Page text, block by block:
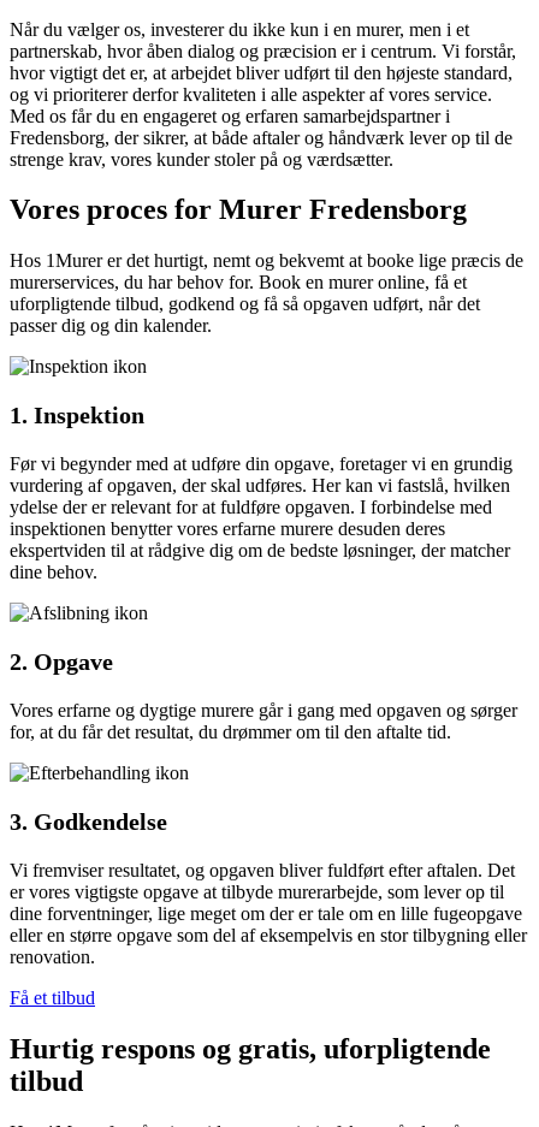
Når du vælger os, investerer du ikke kun i en murer, men i et
partnerskab, hvor åben dialog og præcision er i centrum. Vi forstår,
hvor vigtigt det er, at arbejdet bliver udført til den højeste standard,
og vi prioriterer derfor kvaliteten i alle aspekter af vores service.
Med os får du en engageret og erfaren samarbejdspartner i
Fredensborg, der sikrer, at både aftaler og håndværk lever op til de
strenge krav, vores kunder stoler på og værdsætter.
Vores proces for Murer Fredensborg
Hos 1Murer er det hurtigt, nemt og bekvemt at booke lige præcis de
murerservices, du har behov for. Book en murer online, få et
uforpligtende tilbud, godkend og få så opgaven udført, når det
passer dig og din kalender.
1. Inspektion
Før vi begynder med at udføre din opgave, foretager vi en grundig
vurdering af opgaven, der skal udføres. Her kan vi fastslå, hvilken
ydelse der er relevant for at fuldføre opgaven. I forbindelse med
inspektionen benytter vores erfarne murere desuden deres
ekspertviden til at rådgive dig om de bedste løsninger, der matcher
dine behov.
2. Opgave
Vores erfarne og dygtige murere går i gang med opgaven og sørger
for, at du får det resultat, du drømmer om til den aftalte tid.
3. Godkendelse
Vi fremviser resultatet, og opgaven bliver fuldført efter aftalen. Det
er vores vigtigste opgave at tilbyde murerarbejde, som lever op til
dine forventninger, lige meget om der er tale om en lille fugeopgave
eller en større opgave som del af eksempelvis en stor tilbygning eller
renovation.
Få et tilbud
Hurtig respons og gratis, uforpligtende
tilbud